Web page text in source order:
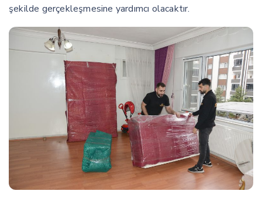
şekilde gerçekleşmesine yardımcı olacaktır.